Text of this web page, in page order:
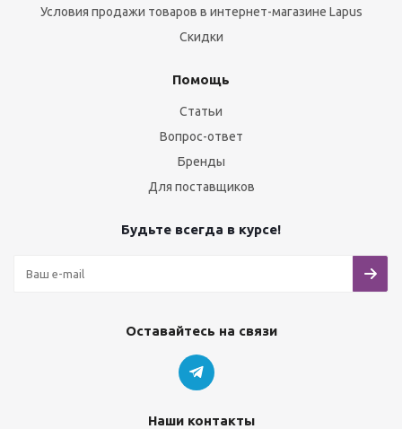
Условия продажи товаров в интернет-магазине Lapus
Скидки
Помощь
Статьи
Вопрос-ответ
Бренды
Для поставщиков
Будьте всегда в курсе!
Оставайтесь на связи
Наши контакты